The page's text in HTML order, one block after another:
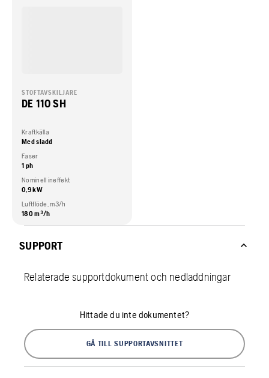
STOFTAVSKILJARE
DE 110 SH
Kraftkälla
Med sladd
Faser
1 ph
Nominell ineffekt
0,9 kW
Luftflöde, m3/h
180 m³/h
SUPPORT
Relaterade supportdokument och nedladdningar
Hittade du inte dokumentet?
GÅ TILL SUPPORTAVSNITTET